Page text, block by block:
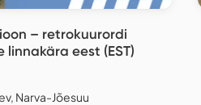
– retrokuurordi
eest (EST)
Narva-Jõesuu